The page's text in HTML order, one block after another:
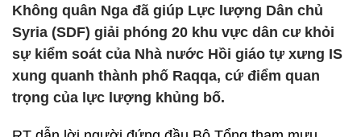
Không quân Nga đã giúp Lực lượng Dân chủ
Syria (SDF) giải phóng 20 khu vực dân cư khỏi
sự kiểm soát của Nhà nước Hồi giáo tự xưng IS
xung quanh thành phố Raqqa, cứ điểm quan
trọng của lực lượng khủng bố.